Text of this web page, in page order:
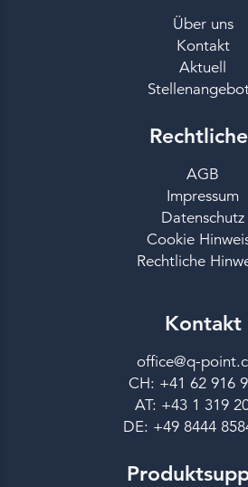
Über uns
Kontakt
Aktuell
AGB
Impressum
Datenschutz
Cookie
Rechtliche
Kontakt
office@q-
CH: +41 62 916
AT: +43 1 319
DE: +49 8444